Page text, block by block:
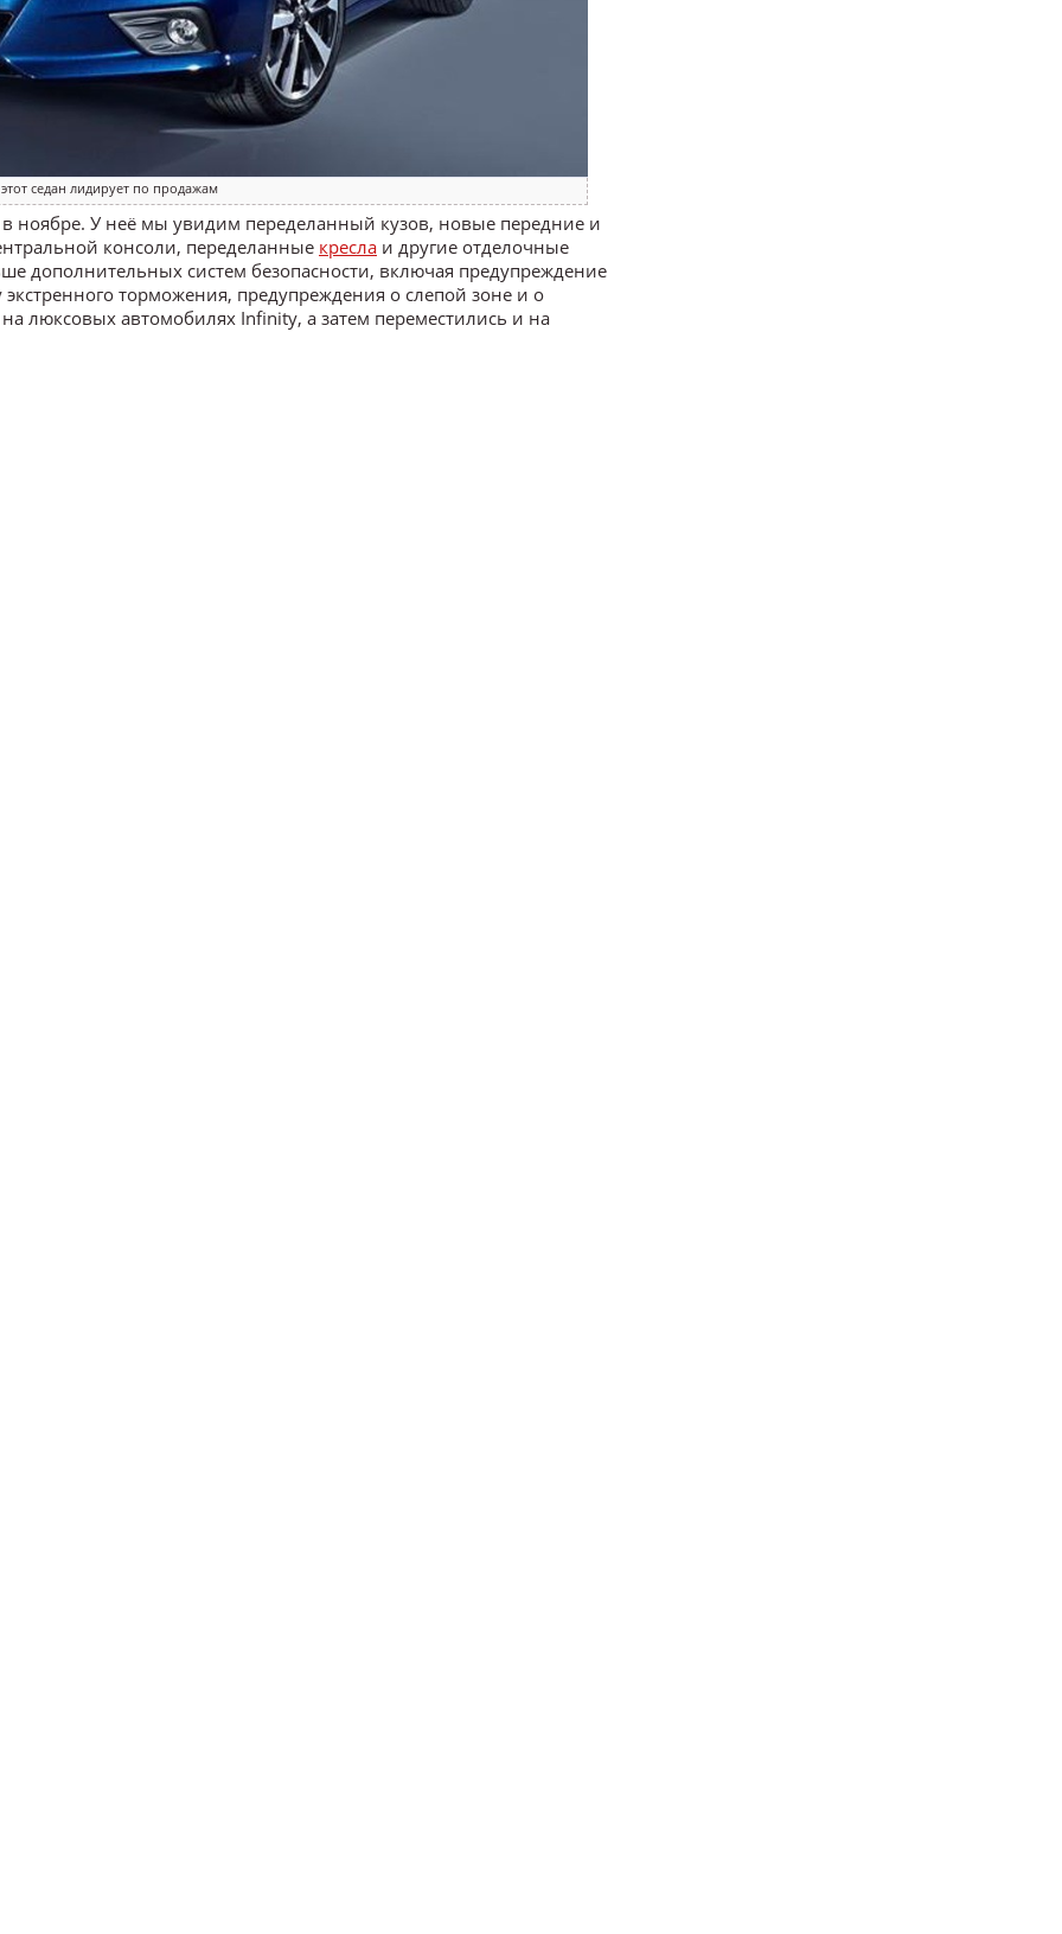
седан лидирует по продажам
ноябре. У неё мы увидим переделанный кузов, новые передние и
консоли, переделанные кресла и другие отделочные
дополнительных систем безопасности, включая предупреждение
торможения, предупреждения о слепой зоне и о
люксовых автомобилях Infinity, а затем переместились и на